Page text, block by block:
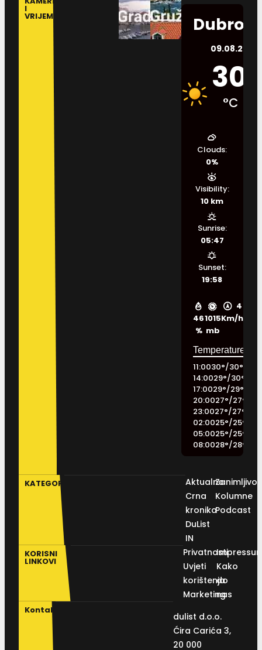
I
VRIJEME
09.08.2026.
30
°C
46
%
1015
mb
4
Km/h
Clouds:
0%
Visibility:
10 km
Sunrise:
05:47
Sunset:
19:58
11:0030°/30°
14:0029°/30°
17:0029°/29°
20:0027°/27°
23:0027°/27°
02:0025°/25°
05:0025°/25°
08:0028°/28°
KATEGORIJE
Aktualno
Crna
kronika
DuList
IN
Kolumne
Podcast
KORISNI
LINKOVI
Privatnosti
Uvjeti
korištenja
Marketing
Kako
do
nas
Kontakt
dulist d.o.o.
Ćira Carića 3,
20 000